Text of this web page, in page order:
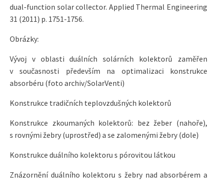
dual-function solar collector. Applied Thermal Engineering
31 (2011) p. 1751-1756.
Obrázky:
Vývoj v oblasti duálních solárních kolektorů zaměřen
v současnosti především na optimalizaci konstrukce
absorbéru (foto archiv/SolarVenti)
Konstrukce tradičních teplovzdušných kolektorů
Konstrukce zkoumaných kolektorů: bez žeber (nahoře),
s rovnými žebry (uprostřed) a se zalomenými žebry (dole)
Konstrukce duálního kolektoru s pórovitou látkou
Znázornění duálního kolektoru s žebry nad absorbérem a